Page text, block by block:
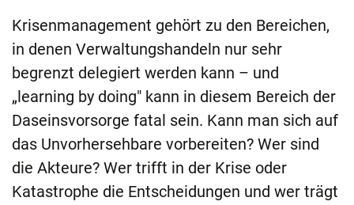
Krisenmanagement gehört zu den Bereichen,
in denen Verwaltungshandeln nur sehr
begrenzt delegiert werden kann – und
„learning by doing" kann in diesem Bereich der
Daseinsvorsorge fatal sein. Kann man sich auf
das Unvorhersehbare vorbereiten? Wer sind
die Akteure? Wer trifft in der Krise oder
Katastrophe die Entscheidungen und wer trägt